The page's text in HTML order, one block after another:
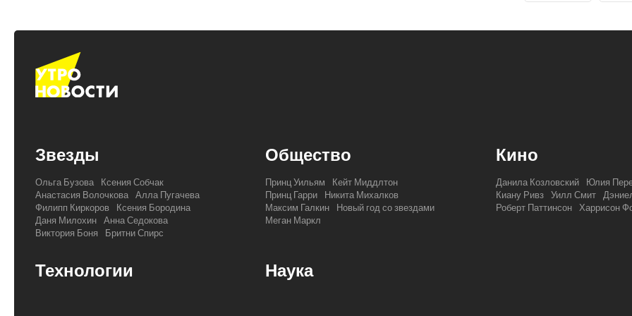
Звезды
Ольга Бузова
Ксения Собчак
Анастасия Волочкова Алла Пугачева
Филипп Киркоров
Ксения Бородина
Даня Милохин Анна Седокова
Виктория Боня
Бритни Спирс
Общество
Принц Уильям
Кейт Миддлтон
Принц Гарри
Никита Михалков
Максим Галкин
Новый год со звездами
Меган Маркл
Кино
Данила Козловский
Юлия
Киану Ривз Уилл Смит
Роберт Паттинсон Харрисон
Технологии Наука